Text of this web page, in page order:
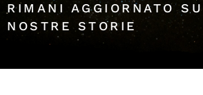
RIMANI AGGIORNATO
NOSTRE STORIE